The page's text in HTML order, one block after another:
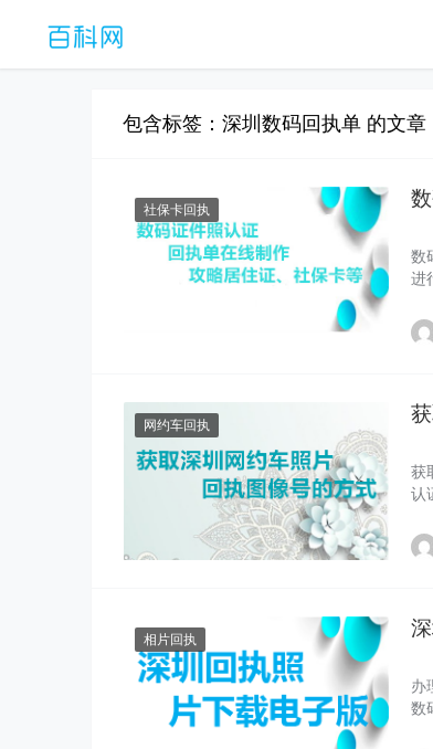
包含标签：深圳数码回执单 的文章
社保卡回执
数
进
网约车回执
获
认
相片回执
办
数